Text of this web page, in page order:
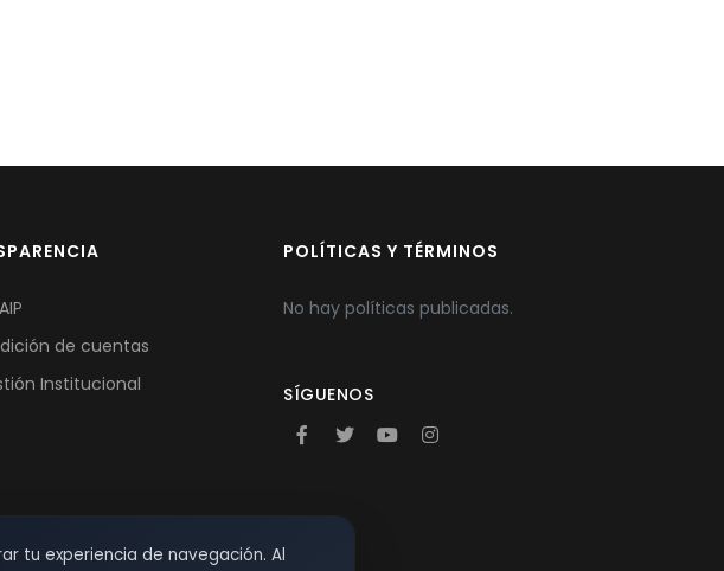
de cuentas
Institucional
POLÍTICAS Y TÉRMINOS
No hay políticas publicadas.
SÍGUENOS
tu experiencia de navegación. Al